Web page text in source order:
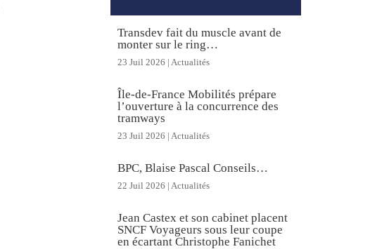
Transdev fait du muscle avant de
monter sur le ring…
23 Juil 2026 | Actualités
Île-de-France Mobilités prépare
l’ouverture à la concurrence des
tramways
23 Juil 2026 | Actualités
BPC, Blaise Pascal Conseils…
22 Juil 2026 | Actualités
Jean Castex et son cabinet placent
SNCF Voyageurs sous leur coupe
en écartant Christophe Fanichet